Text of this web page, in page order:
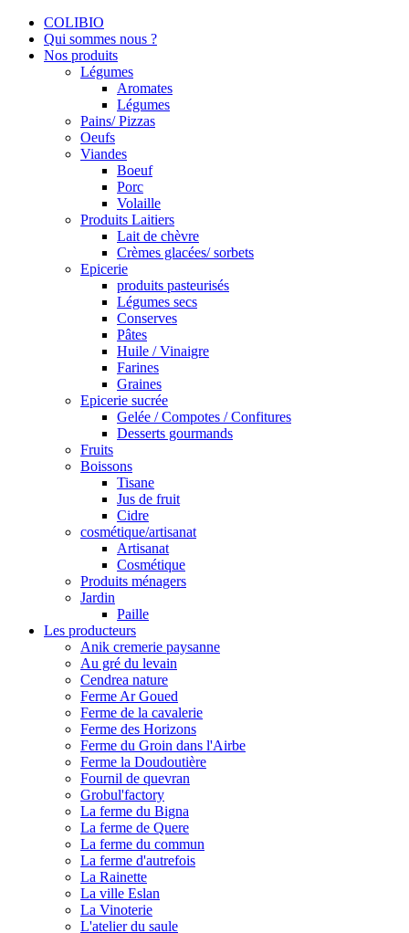
COLIBIO
Qui sommes nous ?
Nos produits
Légumes
Aromates
Légumes
Pains/ Pizzas
Oeufs
Viandes
Boeuf
Porc
Volaille
Produits Laitiers
Lait de chèvre
Crèmes glacées/ sorbets
Epicerie
produits pasteurisés
Légumes secs
Conserves
Pâtes
Huile / Vinaigre
Farines
Graines
Epicerie sucrée
Gelée / Compotes / Confitures
Desserts gourmands
Fruits
Boissons
Tisane
Jus de fruit
Cidre
cosmétique/artisanat
Artisanat
Cosmétique
Produits ménagers
Jardin
Paille
Les producteurs
Anik cremerie paysanne
Au gré du levain
Cendrea nature
Ferme Ar Goued
Ferme de la cavalerie
Ferme des Horizons
Ferme du Groin dans l'Airbe
Ferme la Doudoutière
Fournil de quevran
Grobul'factory
La ferme du Bigna
La ferme de Quere
La ferme du commun
La ferme d'autrefois
La Rainette
La ville Eslan
La Vinoterie
L'atelier du saule